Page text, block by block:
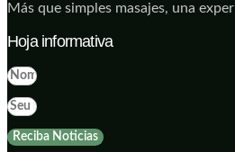
Más que simples masajes, una
Hoja informativa
Reciba Noticias